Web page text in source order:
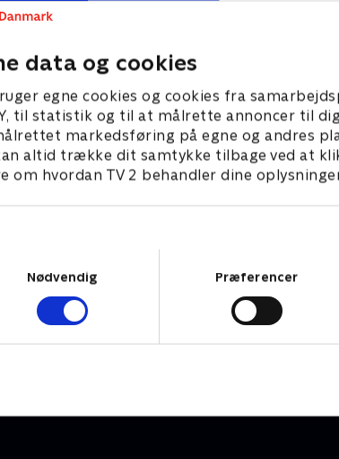
data og cookies
egne cookies og cookies fra
til statistik og til at målrette annoncer til
markedsføring på egne og andres
altid trække dit samtykke tilbage ved at
om hvordan TV 2 behandler dine
Nødvendig
Præferencer
det rigtige
derhjemme. Kurvefletteren
10. april 2024 • 45 min